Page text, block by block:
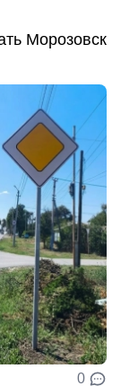
Морозовск
0